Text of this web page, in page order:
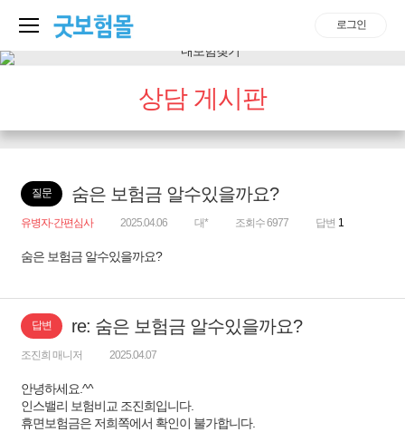
로그인
상담 게시판
질문 숨은 보험금 알수있을까요?
유병자·간편심사 2025.04.06 대* 조회수 6977 답변 1
숨은 보험금 알수있을까요?
답변 re: 숨은 보험금 알수있을까요?
조진희 매니저 2025.04.07
안녕하세요.^^
인스밸리 보험비교 조진희입니다.
휴면보험금은 저희쪽에서 확인이 불가합니다.